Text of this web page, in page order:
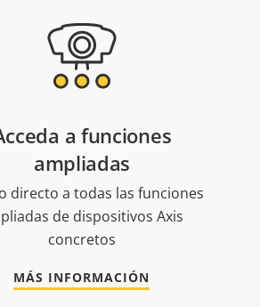
a funciones
ampliadas
directo a todas las funciones
de dispositivos Axis
concretos
MÁS INFORMACIÓN